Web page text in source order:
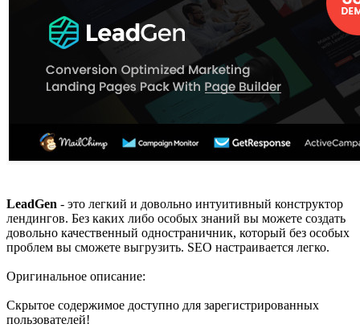
LeadGen - это легкий и довольно интуитивный конструктор
лендингов. Без каких либо особых знаний вы можете создать
довольно качественный одностраничник, который без особых
проблем вы сможете выгрузить. SEO настраивается легко.
Оригинальное описание:
Скрытое содержимое доступно для зарегистрированных
пользователей!